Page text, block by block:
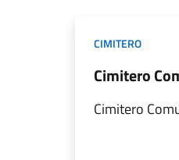
CIMITERO
Cimitero
Cimitero